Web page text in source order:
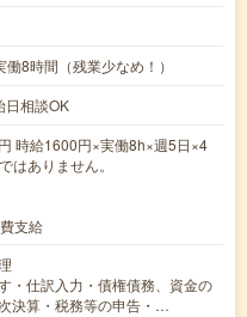
8時間（残業少なめ！）
日相談OK
時給1600円×実働8h×週5日×4
ありません。
支給
・仕訳入力・債権債務、資金の
決算・税務等の申告・…